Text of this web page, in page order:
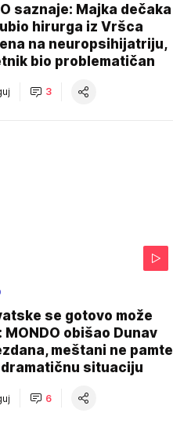
saznaje: Majka dečaka
hirurga iz Vršca
na neuropsihijatriju,
bio problematičan
3
se gotovo može
MONDO obišao Dunav
meštani ne pamte
situaciju
6